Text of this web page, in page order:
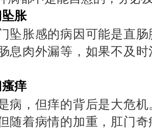
胀
胀感的病因可能是直肠
息肉外漏等，如果不及
痒
，但痒的背后是大危机
随着病情的加重，肛门